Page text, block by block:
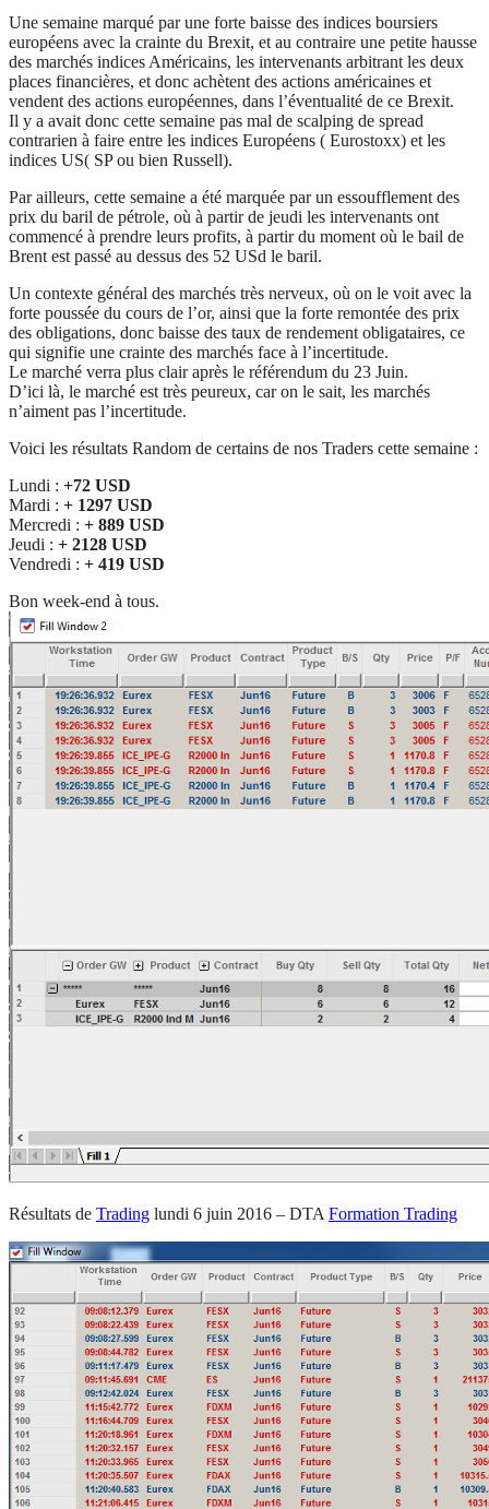
Une semaine marqué par une forte baisse des indices boursiers
européens avec la crainte du Brexit, et au contraire une petite hausse
des marchés indices Américains, les intervenants arbitrant les deux
places financières, et donc achètent des actions américaines et
vendent des actions européennes, dans l’éventualité de ce Brexit.
Il y a avait donc cette semaine pas mal de scalping de spread
contrarien à faire entre les indices Européens ( Eurostoxx) et les
indices US( SP ou bien Russell).
Par ailleurs, cette semaine a été marquée par un essoufflement des
prix du baril de pétrole, où à partir de jeudi les intervenants ont
commencé à prendre leurs profits, à partir du moment où le bail de
Brent est passé au dessus des 52 USd le baril.
Un contexte général des marchés très nerveux, où on le voit avec la
forte poussée du cours de l’or, ainsi que la forte remontée des prix
des obligations, donc baisse des taux de rendement obligataires, ce
qui signifie une crainte des marchés face à l’incertitude.
Le marché verra plus clair après le référendum du 23 Juin.
D’ici là, le marché est très peureux, car on le sait, les marchés
n’aiment pas l’incertitude.
Voici les résultats Random de certains de nos Traders cette semaine :
Lundi : +72 USD
Mardi : + 1297 USD
Mercredi : + 889 USD
Jeudi : + 2128 USD
Vendredi : + 419 USD
Bon week-end à tous.
Résultats de Trading lundi 6 juin 2016 – DTA Formation Trading